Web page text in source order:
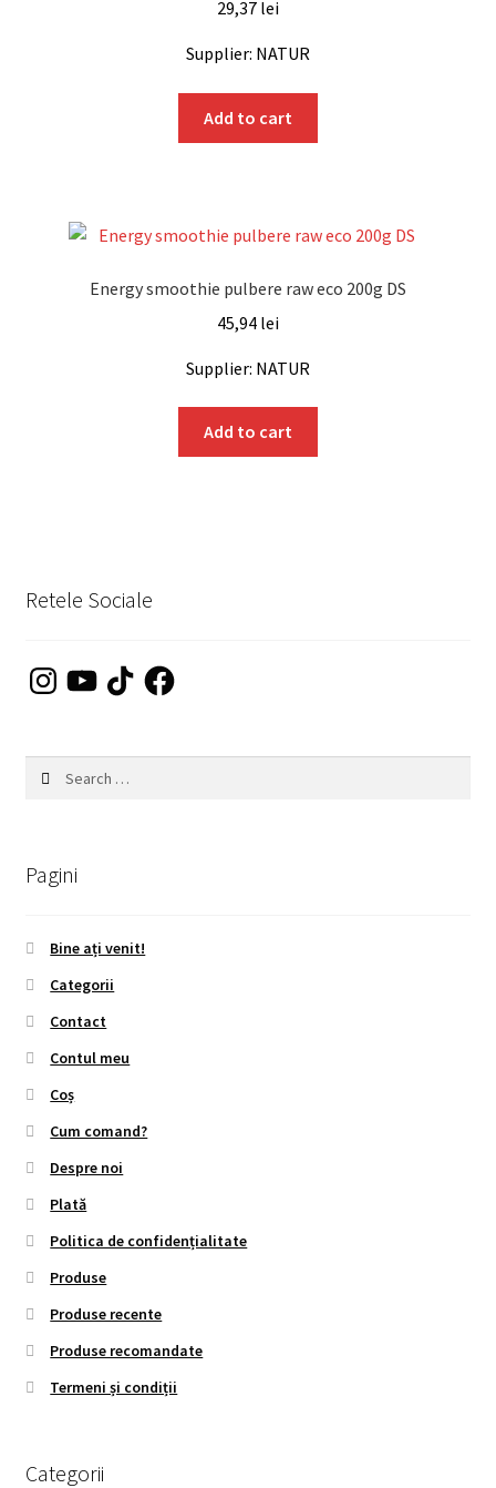
29,37 lei
Supplier: NATUR
Add to cart
Energy smoothie pulbere raw eco 200g DS
45,94 lei
Supplier: NATUR
Add to cart
Retele Sociale
InstagramYouTubeTikTokFacebook
Pagini
Bine ați venit!
Categorii
Contact
Contul meu
Coș
Cum comand?
Despre noi
Plată
Politica de confidențialitate
Produse
Produse recente
Produse recomandate
Termeni și condiții
Categorii